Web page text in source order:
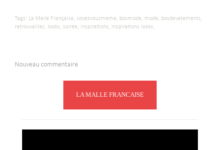
Tags: La Malle Française, soyezvousmeme, boxmode, mode, boxdevetements,
retrouvailles,
looks, soirée, inspirations, inspirations looks,
Nouveau commentaire
LA MALLE FRANCAISE